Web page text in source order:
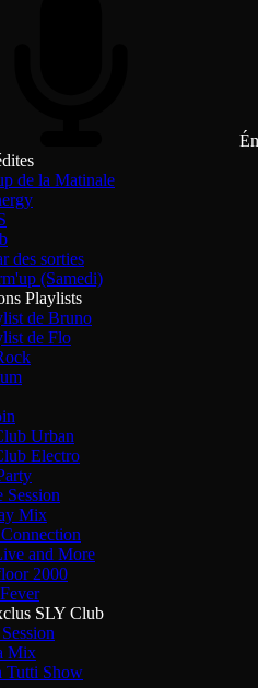
de la Matinale
des sorties
(Samedi)
Playlists
de Bruno
de Flo
Urban
Electro
Session
Mix
and More
2000
SLY Club
Mix
Tutti Show